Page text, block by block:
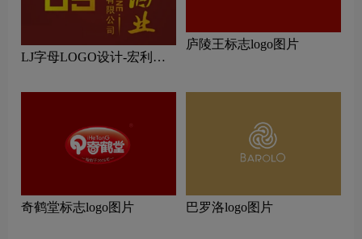
LJ字母LOGO设计-宏利酒
庐陵王标志logo图片
奇鹤堂标志logo图片 巴罗洛logo图片